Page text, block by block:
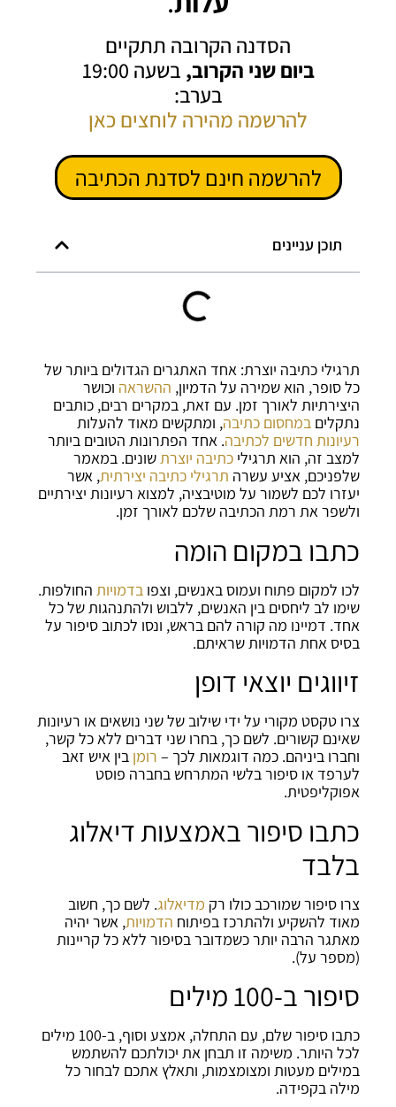
הסדנה הקרובה תתקיים
ביום שני הקרוב,
בשעה 19:00
בערב:
להרשמה מהירה לוחצים כאן
להרשמה חינם לסדנת הכתיבה
תוכן עניינים
תרגילי כתיבה יוצרת:אחד האתגרים הגדולים ביותר של
כל סופר, הוא שמירה על הדמיון, ההשראה וכושר
היצירתיות לאורך זמן. עם זאת, במקרים רבים, כותבים
נתקליםבמחסום כתיבה, ומתקשים מאוד להעלות
רעיונות חדשים לכתיבה. אחד הפתרונות הטובים ביותר
למצב זה, הוא תרגיליכתיבה יוצרתשונים. במאמר
שלפניכם, אציע עשרה תרגילי כתיבה יצירתית, אשר
יעזרו לכם לשמור על מוטיבציה, למצוא רעיונות יצירתיים
ולשפר את רמת הכתיבה שלכם לאורך זמן.
כתבו במקום הומה
לכו למקום פתוח ועמוס באנשים, וצפובדמויות החולפות.
שימו לב ליחסים בין האנשים, ללבוש ולהתנהגות של כל
אחד. דמיינו מה קורה להם בראש, ונסו לכתוב סיפור על
בסיס אחת הדמויות שראיתם.
זיווגים יוצאי דופן
צרו טקסט מקורי על ידי שילוב של שני נושאים או רעיונות
שאינם קשורים. לשם כך, בחרו שני דברים ללא כל קשר,
וחברו ביניהם. כמה דוגמאות לכך – רומן בין איש זאב
לערפד או סיפור בלשי המתרחש בחברה פוסט
אפוקליפטית.
כתבו סיפור באמצעות דיאלוג
בלבד
צרו סיפור שמורכב כולו רק מדיאלוג. לשם כך, חשוב
מאוד להשקיע ולהתרכז בפיתוח הדמויות, אשר יהיה
מאתגר הרבה יותר כשמדובר בסיפור ללא כל קריינות
(מספר על).
סיפור ב-100 מילים
כתבו סיפור שלם, עם התחלה, אמצע וסוף, ב-100 מילים
לכל היותר. משימה זו תבחן את יכולתכם להשתמש
במילים מעטות ומצומצמות, ותאלץ אתכם לבחור כל
מילה בקפידה.